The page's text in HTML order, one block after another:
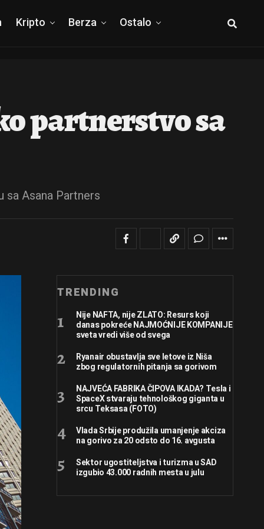
Kripto Berza Ostalo
partnerstvo sa
Asana Partners
TRENDING
Nije NAFTA, nije ZLATO: Resurs koji
danas pokreće NAJMOĆNIJE KOMPANIJE
sveta vredi više od svega
Ryanair obustavlja sve letove iz Niša
zbog regulatornih pitanja sa gorivom
NAJVEĆA FABRIKA ČIPOVA IKADA? Tesla i
SpaceX stvaraju tehnološkog giganta u
srcu Teksasa (FOTO)
Vlada Srbije produžila umanjenje akciza
na gorivo za 20 odsto do 16. avgusta
Sektor ugostiteljstva i turizma u SAD
izgubio 43.000 radnih mesta u julu